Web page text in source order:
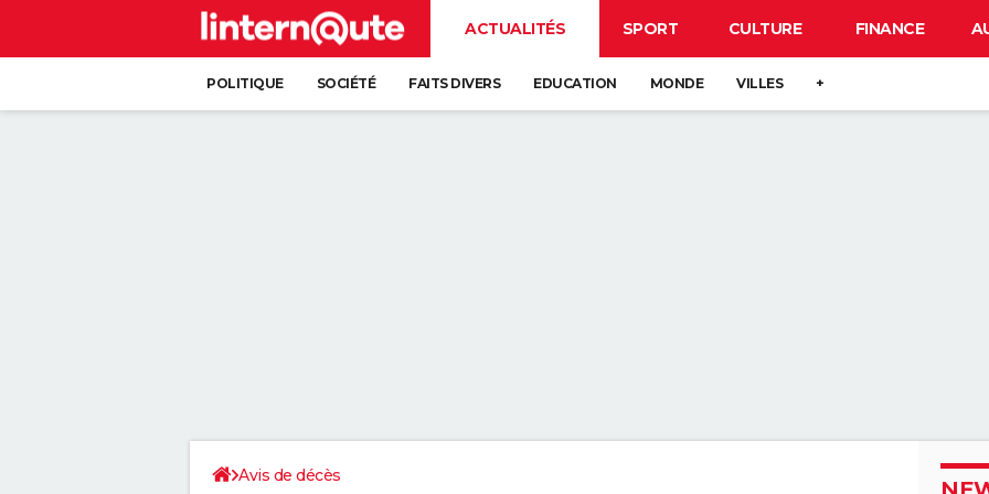
ACTUALITÉS SPORT CULTURE FINANCE
POLITIQUE SOCIÉTÉ FAITS DIVERS EDUCATION MONDE VILLES +
Avis de décès